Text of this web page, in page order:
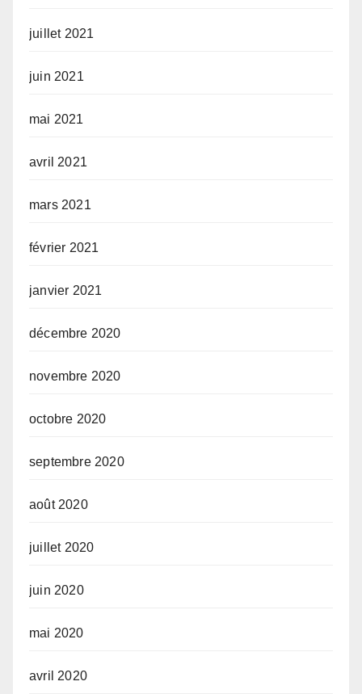
juillet 2021
juin 2021
mai 2021
avril 2021
mars 2021
février 2021
janvier 2021
décembre 2020
novembre 2020
octobre 2020
septembre 2020
août 2020
juillet 2020
juin 2020
mai 2020
avril 2020